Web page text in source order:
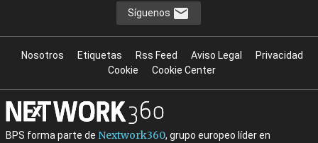
Síguenos
Nosotros Etiquetas Rss Feed Aviso Legal
Privacidad
Cookie
Cookie Center
BPS forma parte de Nextwork360, grupo europeo líder en